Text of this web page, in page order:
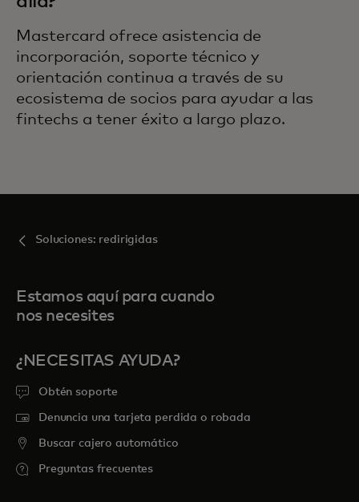
Mastercard ofrece asistencia de
incorporación, soporte técnico y
orientación continua a través de su
ecosistema de socios para ayudar a las
fintechs a tener éxito a largo plazo.
Soluciones: redirigidas
Estamos aquí para cuando
nos necesites
¿NECESITAS AYUDA?
Obtén soporte
Denuncia una tarjeta perdida o robada
Buscar cajero automático
Preguntas frecuentes